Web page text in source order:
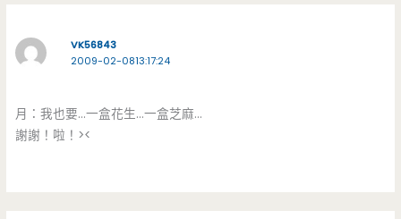
VK56843
2009-02-0813:17:24
月：我也要…一盒花生…一盒芝麻…
謝謝！啦！><